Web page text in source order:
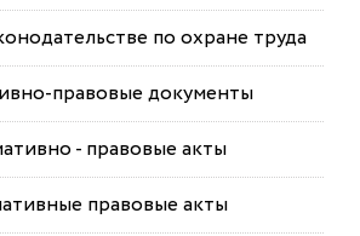
по охране труда
правовые документы
- правовые акты
правовые акты